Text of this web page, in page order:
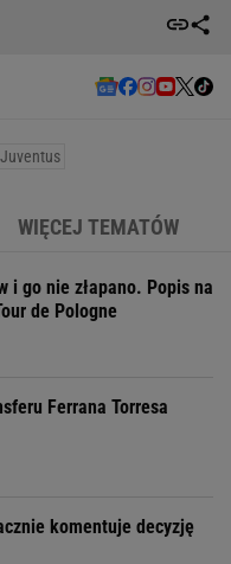
Juventus
WIĘCEJ TEMATÓW
i go nie złapano. Popis na
de Pologne
Ferrana Torresa
komentuje decyzję